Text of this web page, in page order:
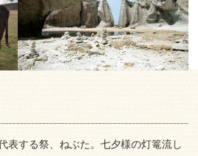
表する祭、ねぶた。七夕様の灯篭流し